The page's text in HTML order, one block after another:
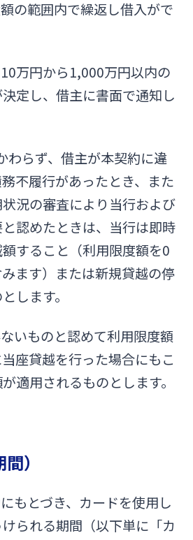
の範囲内で繰返し借入がで
万円から1,000万円以内の
定し、借主に書面で通知し
わらず、借主が本契約に違
不履行があったとき、また
況の審査により当行および
認めたときは、当行は即時
すること（利用限度額を0
ます）または新規貸越の停
します。
いものと認めて利用限度額
座貸越を行った場合にもこ
適用されるものとします。
）
もとづき、カードを使用し
られる期間（以下単に「カ